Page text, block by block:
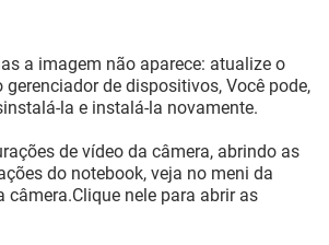
a imagem não aparece: atualize o
gerenciador de dispositivos, Você pode,
la e instalá-la novamente.
de vídeo da câmera, abrindo as
do notebook, veja no meni da
câmera.Clique nele para abrir as